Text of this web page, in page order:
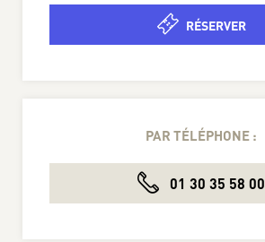
RÉSERVER
PAR TÉLÉPHONE :
01 30 35 58 00